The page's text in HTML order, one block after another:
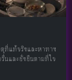
ที่แท้จริงและหาทาง
นและยั่งยืนตามที่ใจ